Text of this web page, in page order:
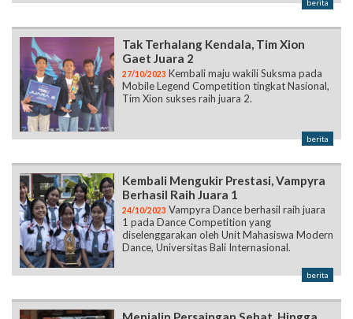
berita
Tak Terhalang Kendala, Tim Xion
Gaet Juara 2
27/10/2023 Kembali maju wakili Suksma pada
Mobile Legend Competition tingkat Nasional,
Tim Xion sukses raih juara 2.
berita
Kembali Mengukir Prestasi, Vampyra
Berhasil Raih Juara 1
24/10/2023 Vampyra Dance berhasil raih juara
1 pada Dance Competition yang
diselenggarakan oleh Unit Mahasiswa Modern
Dance, Universitas Bali Internasional.
berita